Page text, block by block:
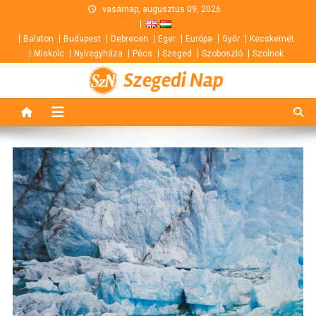
content
vasárnap, augusztus 09, 2026
Balaton Budapest Debrecen Eger Európa Győr
Kecskemét
Miskolc
Nyíregyháza Pécs Szeged Szoboszló Szolnok
Szegedi Nap